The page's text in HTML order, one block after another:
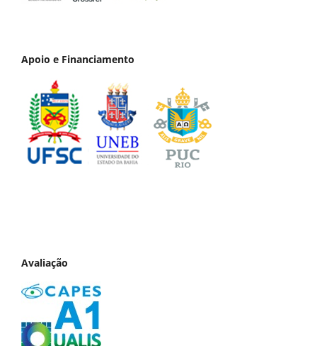
Apoio e Financiamento
Avaliação